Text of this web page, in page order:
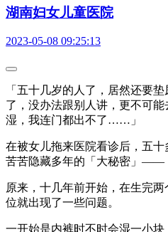
湖南妇女儿童医院
2023-05-08 09:25:13
「五十几岁的人了，居然还要
了，没办法跟别人讲，更不可
湿，我连门都出不了……」
在被女儿拖来医院看诊后，五
苦苦隐藏多年的「大秘密」——
原来，十几年前开始，在生完
位就出现了一些问题。
一开始是内裤时不时会湿一小